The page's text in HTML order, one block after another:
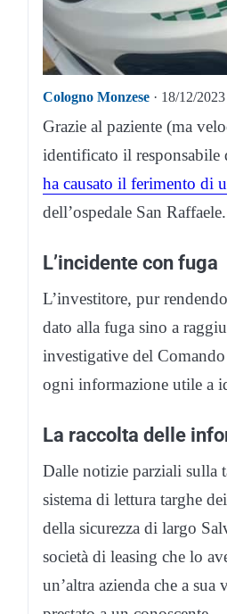
Cologno Monzese · 18/12/
Grazie al paziente (ma
identificato il responsabile
ha causato il ferimento di
dell’ospedale San Raffaele.
L’incidente con fuga
L’investitore, pur
dato alla fuga sino a
investigative del Comando
ogni informazione utile a
La raccolta delle
Dalle notizie parziali sulla
sistema di lettura targhe
della sicurezza di largo
società di leasing che lo
un’altra azienda che a